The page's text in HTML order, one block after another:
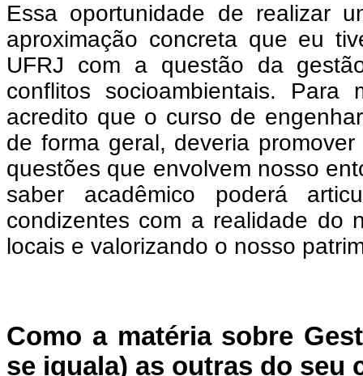
Essa oportunidade de realizar
aproximação concreta que eu
UFRJ com a questão da
conflitos socioambientais.
acredito que o curso de
de forma geral, deveria
questões que envolvem nosso
saber acadêmico poderá
condizentes com a realidade do
locais e valorizando o nosso
Como a matéria sobre
se iguala) as outras do seu